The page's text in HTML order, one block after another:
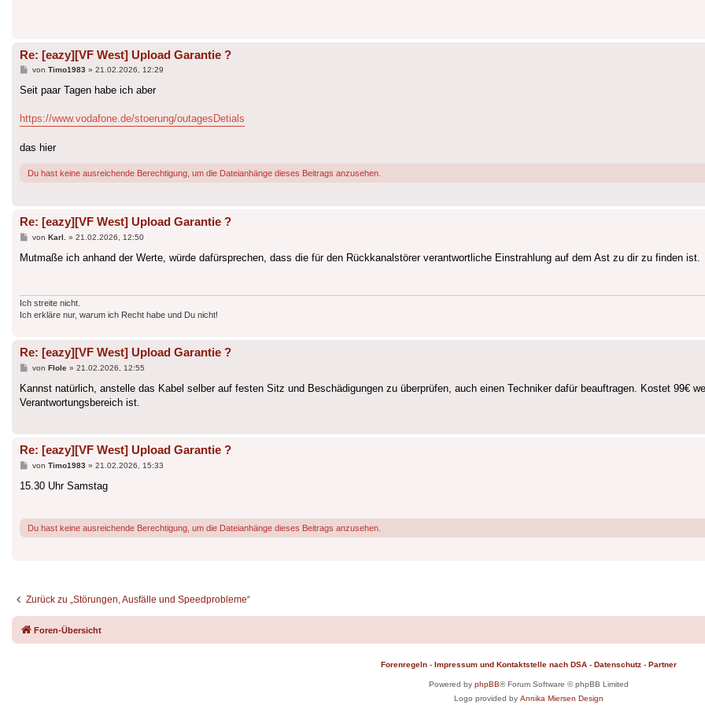
Re: [eazy][VF West] Upload Garantie ?
Beitrag
von Timo1983 » 21.02.2026, 12:29
Seit paar Tagen habe ich aber
https://www.vodafone.de/stoerung/outagesDetials
das hier
Du hast keine ausreichende Berechtigung, um die Dateianhänge dieses Beitrags anzusehen.
Re: [eazy][VF West] Upload Garantie ?
Beitrag
von Karl. » 21.02.2026, 12:50
Mutmaße ich anhand der Werte, würde dafürsprechen, dass die für den Rückkanalstörer verantwortliche Einstrahlung auf dem Ast zu dir zu finden ist.
Ich streite nicht.
Ich erkläre nur, warum ich Recht habe und Du nicht!
Re: [eazy][VF West] Upload Garantie ?
Beitrag
von Flole» 21.02.2026, 12:55
Kannst natürlich, anstelle das Kabel selber auf festen Sitz und Beschädigungen zu überprüfen, auch einen Techniker dafür beauftragen. Kostet 99€
Verantwortungsbereich ist.
Re: [eazy][VF West] Upload Garantie ?
Beitrag
von Timo1983» 21.02.2026, 15:33
15.30 Uhr Samstag
Du hast keine ausreichende Berechtigung, um die Dateianhänge dieses Beitrags anzusehen.
Zurück zu „Störungen, Ausfälle und Speedprobleme“
Foren-Übersicht
Forenregeln - Impressum und Kontaktstelle nach DSA - Datenschutz - Partner
Powered by phpBB® Forum Software © phpBB Limited
Logo provided by Annika Miersen Design